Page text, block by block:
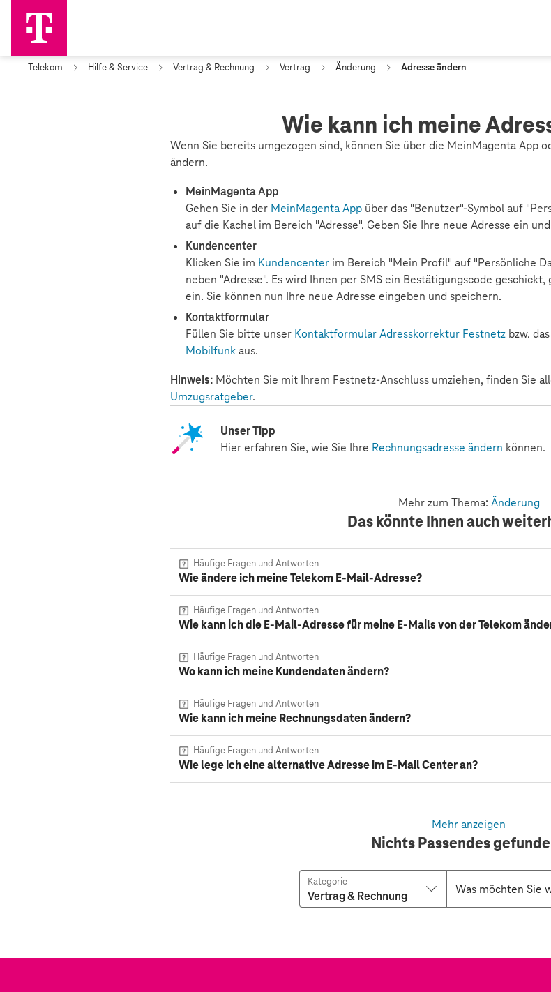
Telekom Hilfe & Service Vertrag & Rechnung Vertrag Änderung Adresse ändern
Wie kann ich meine
Wenn Sie bereits umgezogen sind, können Sie über die MeinMagenta App
ändern.
MeinMagenta App
Gehen Sie in der MeinMagenta Appüber das "Benutzer"-Symbol auf
auf die Kachel im Bereich "Adresse". Geben Sie Ihre neue Adresse ein
Kundencenter
Klicken Sie im Kundencenterim Bereich "Mein Profil" auf "Persönliche
neben "Adresse". Es wird Ihnen per SMS ein Bestätigungscode
ein. Sie können nun Ihre neue Adresse eingeben und speichern.
Kontaktformular
Füllen Sie bitte unser Kontaktformular Adresskorrektur Festnetzbzw. das
Mobilfunkaus.
Hinweis: Möchten Sie mit Ihrem Festnetz-Anschluss umziehen, finden Sie
Umzugsratgeber.
Unser Tipp
Hier erfahren Sie, wie Sie Ihre Rechnungsadresse ändern können.
Mehr zum Thema: Änderung
Das könnte Ihnen auch
Häufige Fragen und Antworten
Wie ändere ich meine Telekom E-Mail-Adresse?
Häufige Fragen und Antworten
Wie kann ich die E-Mail-Adresse für meine E-Mails von der Telekom
Häufige Fragen und Antworten
Wo kann ich meine Kundendaten ändern?
Häufige Fragen und Antworten
Wie kann ich meine Rechnungsdaten ändern?
Häufige Fragen und Antworten
Wie lege ich eine alternative Adresse im E-Mail Center an?
Mehr anzeigen
Nichts Passendes
Vertrag & Rechnung
Kategorie